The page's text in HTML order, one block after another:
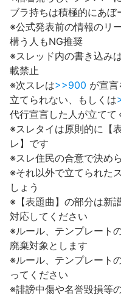
ブラ持ちは積極的にあぼ
※公式発表前の情報のリ
構う人もNG推奨
※スレッド内の書き込み
載禁止
※次スレは>>900 が宣
立てられない、もしくは
代行宣言した人が立てて
※スレタイは原則的に【
レ】です
※スレ住民の合意で決め
※それ以外で立てられた
しょう
※【表題曲】の部分は新
対応してください
※ルール、テンプレート
廃棄対象とします
※ルール、テンプレート
ってください
※誹謗中傷や名誉毀損等